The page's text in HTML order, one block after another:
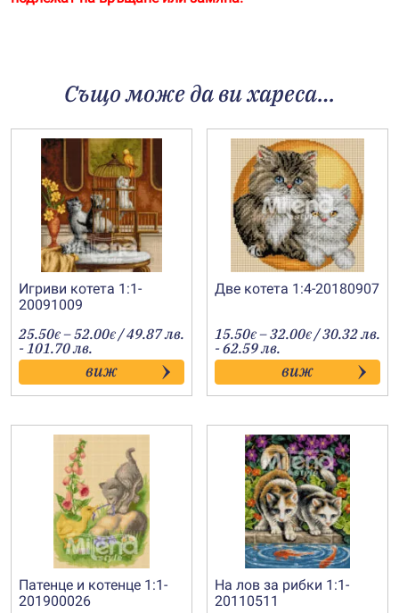
Също може да ви хареса…
Игриви котета 1:1-
20091009
25.50€ –52.00€Price
range:
25.50€
through
52.00€
/ 49.87 лв.
- 101.70 лв.
виж
Две котета 1:4-20180907
15.50€ –32.00€Price
range:
15.50€
through
32.00€
/ 30.32 лв.
- 62.59 лв.
виж
Патенце и котенце 1:1-
201900026
На лов за рибки 1:1-
20110511